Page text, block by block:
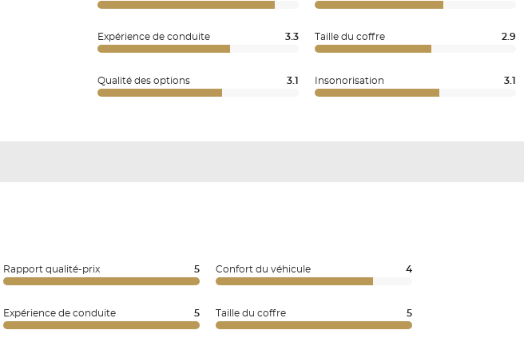
Expérience de conduite 3.3 Taille du coffre 2.9
Qualité des options 3.1 Insonorisation 3.1
Rapport qualité-prix 5 Confort du véhicule 4
Expérience de conduite 5 Taille du coffre 5